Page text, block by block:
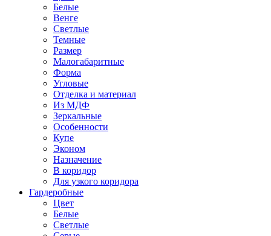
Белые
Венге
Светлые
Темные
Размер
Малогабаритные
Форма
Угловые
Отделка и материал
Из МДФ
Зеркальные
Особенности
Купе
Эконом
Назначение
В коридор
Для узкого коридора
Гардеробные
Цвет
Белые
Светлые